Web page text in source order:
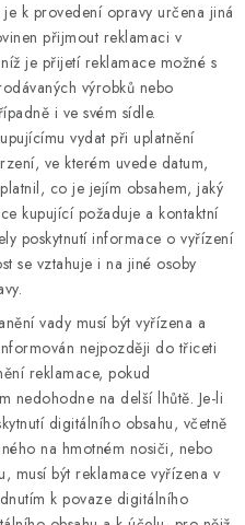
k provedení opravy určena jiná
přijmout reklamaci v
je přijetí reklamace možné s
výrobků nebo
i ve svém sídle.
vydat při uplatnění
ve kterém uvede datum,
co je jejím obsahem, jaký
kupující požaduje a kontaktní
poskytnutí informace o vyřízení
se vztahuje i na jiné osoby
vady musí být vyřízena a
nejpozději do třiceti
reklamace, pokud
nedohodne na delší lhůtě. Je-li
digitálního obsahu, včetně
na hmotném nosiči, nebo
musí být reklamace vyřízena v
k povaze digitálního